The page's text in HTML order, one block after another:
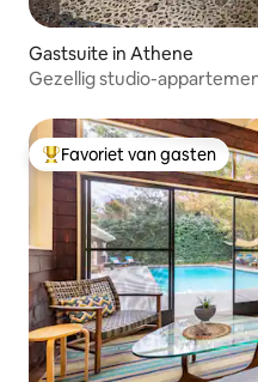
Gastsuite in Athene
Gezellig studio-
Topfavoriet van gasten
Favoriet van gasten